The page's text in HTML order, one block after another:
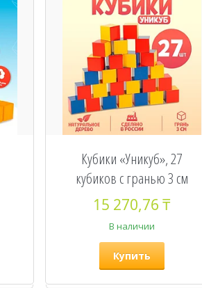
Кубики «Уникуб», 27
кубиков с гранью 3 см
15 270,76 ₸
В наличии
Купить